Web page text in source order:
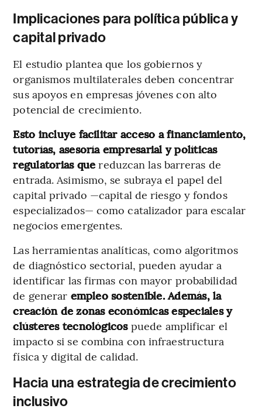
Implicaciones para política pública y
capital privado
El estudio plantea que los gobiernos y
organismos multilaterales deben concentrar
sus apoyos en empresas jóvenes con alto
potencial de crecimiento.
Esto incluye facilitar acceso a financiamiento,
tutorías, asesoría empresarial y políticas
regulatorias quereduzcan las barreras de
entrada. Asimismo, se subraya el papel del
capital privado —capital de riesgo y fondos
especializados— como catalizador para escalar
negocios emergentes.
Las herramientas analíticas, como algoritmos
de diagnóstico sectorial, pueden ayudar a
identificar las firmas con mayor probabilidad
de generar empleo sostenible. Además, la
creación de zonas económicas especiales y
clústeres tecnológicos puede amplificar el
impacto si se combina con infraestructura
física y digital de calidad.
Hacia una estrategia de crecimiento
inclusivo